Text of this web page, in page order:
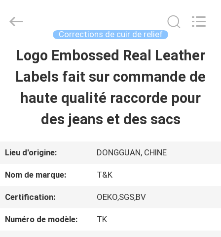
APERÇU
PRODUITS
PROPOS
DE
NOUS
VISITE
T&K
Reserved.
Corrections de cuir de relief
Logo Embossed Real Leather
Labels fait sur commande de
haute qualité raccorde pour
des jeans et des sacs
Lieu d'origine: DONGGUAN, CHINE
Nom de marque: T&K
Certification: OEKO,SGS,BV
Numéro de modèle: TK